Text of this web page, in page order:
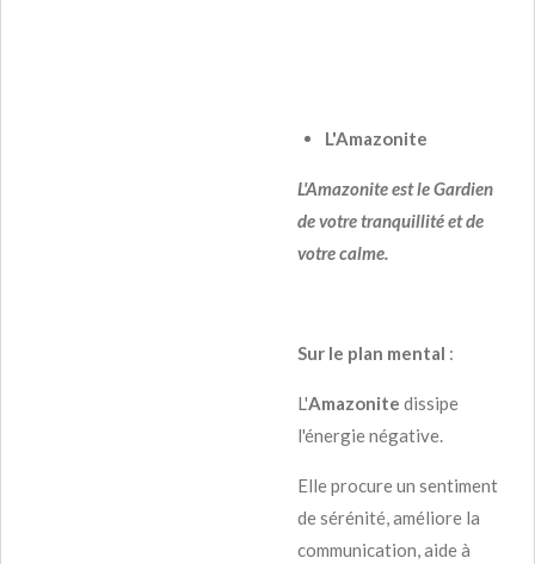
L'Amazonite
L'Amazonite est le Gardien
de votre tranquillité et de
votre calme.
Sur le plan mental :
L'Amazonite dissipe
l'énergie négative.
Elle procure un sentiment
de sérénité, améliore la
communication, aide à